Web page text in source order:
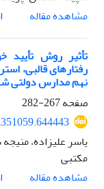
مشاهده مقاله
تأثیر روش تأیید
رفتارهای قالبی،
نهم مدارس دولتی
صفحه267-282
یاسر علیزاده،
مکتبی
مشاهده مقاله